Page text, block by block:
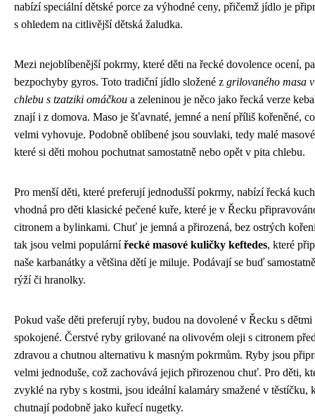
nabízí speciální dětské porce za výhodné ceny, přičemž jídlo je
s ohledem na citlivější dětská žaludka.
Mezi nejoblíbenější pokrmy, které děti na řecké dovolence ocení,
bezpochyby gyros. Toto tradiční jídlo složené z grilovaného masa
chlebu s tzatziki omáčkou a zeleninou je něco jako řecká verze
znají i z domova. Maso je šťavnaté, jemné a není příliš kořeněné,
velmi vyhovuje. Podobně oblíbené jsou souvlaki, tedy malé
které si děti mohou pochutnat samostatně nebo opět v pita chlebu.
Pro menší děti, které preferují jednodušší pokrmy, nabízí řecká
vhodná pro děti klasické pečené kuře, které je v Řecku
citronem a bylinkami. Chuť je jemná a přirozená, bez ostrých
tak jsou velmi populárnířecké masové kuličky keftedes, které
naše karbanátky a většina dětí je miluje. Podávají se buď
rýží či hranolky.
Pokud vaše děti preferují ryby, budou na dovolené v Řecku s dětmi
spokojené. Čerstvé ryby grilované na olivovém oleji s citronem
zdravou a chutnou alternativu k masným pokrmům. Ryby jsou
velmi jednoduše, což zachovává jejich přirozenou chuť. Pro děti,
zvyklé na ryby s kostmi, jsou ideální kalamáry smažené v těstíčku,
chutnají podobně jako kuřecí nugetky.